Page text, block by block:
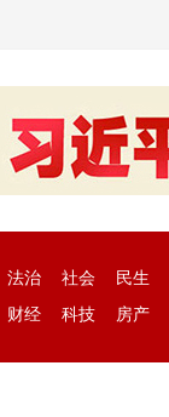
法治 社会
民生
财经
科技 房产